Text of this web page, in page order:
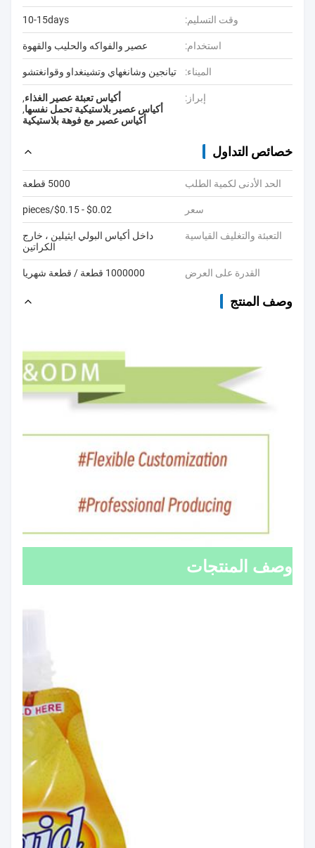
وقت التسليم: 10-15days
استخدام: عصير والفواكه والحليب والقهوة
الميناء: تيانجين وشانغهاي وتشينغداو وقوانغتشو
إبراز: أكياس تعبئة عصير الغذاء,
أكياس عصير بلاستيكية تحمل نفسها,
أكياس عصير مع فوهة بلاستيكية
خصائص التداول
الحد الأدنى لكمية الطلب 5000 قطعة
سعر $0.02 - $0.15/pieces
التعبئة والتغليف القياسية
داخل أكياس البولي ايثيلين ، خارج
الكراتين
القدرة على العرض 1000000 قطعة / قطعة شهريا
وصف المنتج
وصف المنتجات